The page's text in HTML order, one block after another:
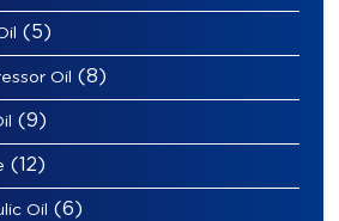
(5)
Oil (8)
(9)
(12)
Oil (6)